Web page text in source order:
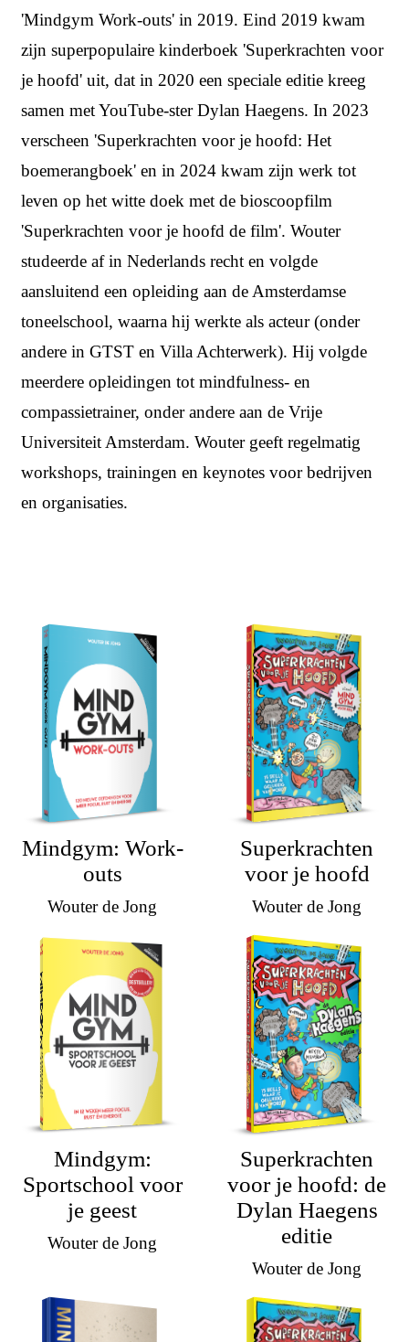
'Mindgym Work-outs' in 2019. Eind 2019 kwam
zijn superpopulaire kinderboek 'Superkrachten voor
je hoofd' uit, dat in 2020 een speciale editie kreeg
samen met YouTube-ster Dylan Haegens. In 2023
verscheen 'Superkrachten voor je hoofd: Het
boemerangboek' en in 2024 kwam zijn werk tot
leven op het witte doek met de bioscoopfilm
'Superkrachten voor je hoofd de film'. Wouter
studeerde af in Nederlands recht en volgde
aansluitend een opleiding aan de Amsterdamse
toneelschool, waarna hij werkte als acteur (onder
andere in GTST en Villa Achterwerk). Hij volgde
meerdere opleidingen tot mindfulness- en
compassietrainer, onder andere aan de Vrije
Universiteit Amsterdam. Wouter geeft regelmatig
workshops, trainingen en keynotes voor bedrijven
en organisaties.
Mindgym: Work-
outs
Wouter de Jong
Superkrachten
voor je hoofd
Wouter de Jong
Mindgym:
Sportschool voor
je geest
Wouter de Jong
Superkrachten
voor je hoofd: de
Dylan Haegens
editie
Wouter de Jong